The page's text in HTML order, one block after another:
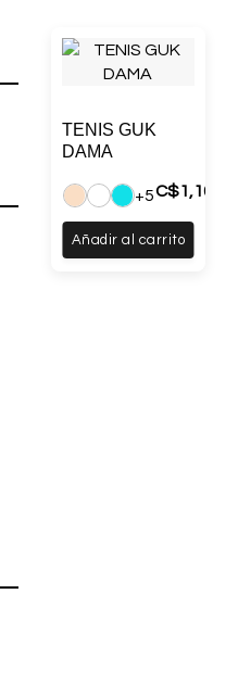
Añadir al carrito
TENIS GUK
DAMA
+5C$1,100